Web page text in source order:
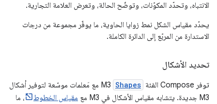
الانتباه، وتحدّد المكوّنات، وتوضّح الحالة، وتعرض العلامة التجارية.
يحدّد مقياس الشكل نمط زوايا الحاوية، ما يوفّر مجموعة من درجات
الاستدارة من المربّع إلى الدائرة الكاملة.
تحديد الأشكال
توفر Compose الفئة Shapes
M3 مع مَعلمات موسّعة لتوفير أشكال
M3 جديدة. يتشابه مقياس الأشكال في M3 مع
مقياس الخطوط
، ما